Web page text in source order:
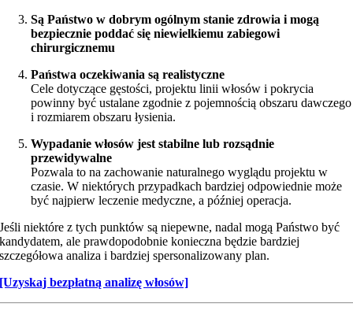
Są Państwo w dobrym ogólnym stanie zdrowia i mogą
bezpiecznie poddać się niewielkiemu zabiegowi
chirurgicznemu
Państwa oczekiwania są realistyczne
Cele dotyczące gęstości, projektu linii włosów i pokrycia
powinny być ustalane zgodnie z pojemnością obszaru dawczego
i rozmiarem obszaru łysienia.
Wypadanie włosów jest stabilne lub rozsądnie
przewidywalne
Pozwala to na zachowanie naturalnego wyglądu projektu w
czasie. W niektórych przypadkach bardziej odpowiednie może
być najpierw leczenie medyczne, a później operacja.
Jeśli niektóre z tych punktów są niepewne, nadal mogą Państwo być
kandydatem, ale prawdopodobnie konieczna będzie bardziej
szczegółowa analiza i bardziej spersonalizowany plan.
[Uzyskaj bezpłatną analizę włosów]